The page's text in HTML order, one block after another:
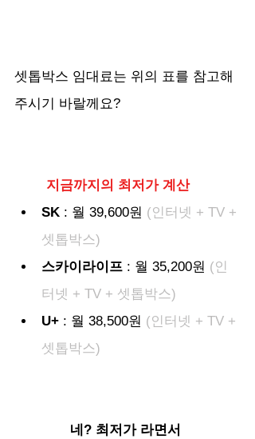
셋톱박스 임대료는 위의 표를 참고해
주시기 바랄께요?
지금까지의 최저가 계산
SK : 월 39,600원 (인터넷 + TV +
셋톱박스)
스카이라이프 : 월 35,200원 (인
터넷 + TV + 셋톱박스)
U+ : 월 38,500원 (인터넷 + TV +
셋톱박스)
네? 최저가 라면서